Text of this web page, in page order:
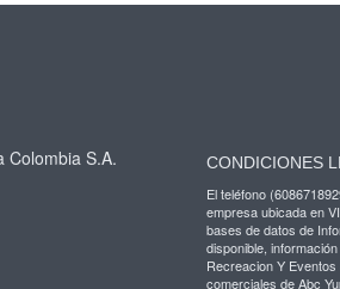
Colombia S.A.
CONDICIONES
El teléfono
empresa ubicada en
bases de datos de
disponible,
Recreacion Y
comerciales de Abc